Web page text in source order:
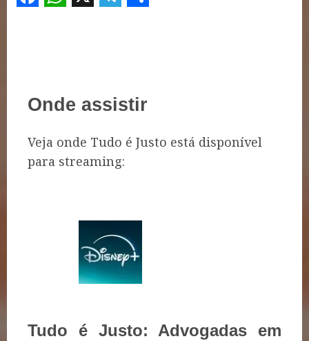
Onde assistir
Veja onde Tudo é Justo está disponível
para streaming:
Tudo é Justo: Advogadas em